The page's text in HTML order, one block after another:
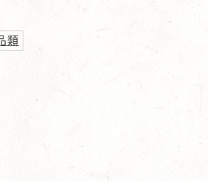
類